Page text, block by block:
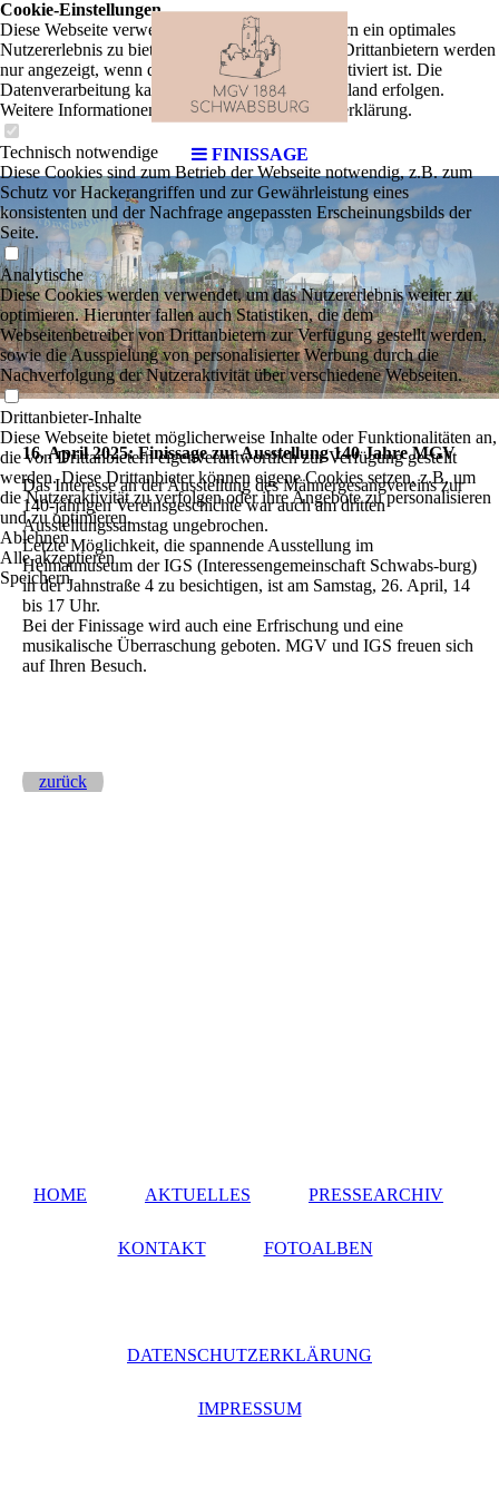
FINISSAGE
16. April 2025: Finissage zur Ausstellung 140 Jahre MGV
Das Interesse an der Ausstellung des Männergesangvereins zur
140-jährigen Vereinsgeschichte war auch am dritten
Ausstellungssamstag ungebrochen.
Letzte Möglichkeit, die spannende Ausstellung im
Heimatmuseum der IGS (Interessengemeinschaft Schwabs-burg)
in der Jahnstraße 4 zu besichtigen, ist am Samstag, 26. April, 14
bis 17 Uhr.
Bei der Finissage wird auch eine Erfrischung und eine
musikalische Überraschung geboten. MGV und IGS freuen sich
auf Ihren Besuch.
zurück
HOME AKTUELLES PRESSEARCHIV
KONTAKT FOTOALBEN
DATENSCHUTZERKLÄRUNG
IMPRESSUM
Cookie-Einstellungen
Diese Webseite verwendet Cookies, um Besuchern ein optimales
Nutzererlebnis zu bieten. Bestimmte Inhalte von Drittanbietern werden
nur angezeigt, wenn die entsprechende Option aktiviert ist. Die
Datenverarbeitung kann dann auch in einem Drittland erfolgen.
Weitere Informationen hierzu in der Datenschutzerklärung.
Technisch notwendige
Diese Cookies sind zum Betrieb der Webseite notwendig, z.B. zum
Schutz vor Hackerangriffen und zur Gewährleistung eines
konsistenten und der Nachfrage angepassten Erscheinungsbilds der
Seite.
Analytische
Diese Cookies werden verwendet, um das Nutzererlebnis weiter zu
optimieren. Hierunter fallen auch Statistiken, die dem
Webseitenbetreiber von Drittanbietern zur Verfügung gestellt werden,
sowie die Ausspielung von personalisierter Werbung durch die
Nachverfolgung der Nutzeraktivität über verschiedene Webseiten.
Drittanbieter-Inhalte
Diese Webseite bietet möglicherweise Inhalte oder Funktionalitäten an,
die von Drittanbietern eigenverantwortlich zur Verfügung gestellt
werden. Diese Drittanbieter können eigene Cookies setzen, z.B. um
die Nutzeraktivität zu verfolgen oder ihre Angebote zu personalisieren
und zu optimieren.
Ablehnen
Alle akzeptieren
Speichern